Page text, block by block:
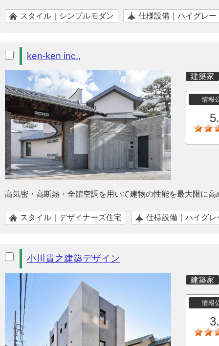
スタイル｜シンプルモダン 仕様設備｜ハイグレー
ken-ken inc.,
建築家
情報
高気密・高断熱・全館空調を用いて建物の性能を最大限に
スタイル｜デザイナーズ住宅 仕様設備｜ハイグレ
小川貴之建築デザイン
建築家
情報